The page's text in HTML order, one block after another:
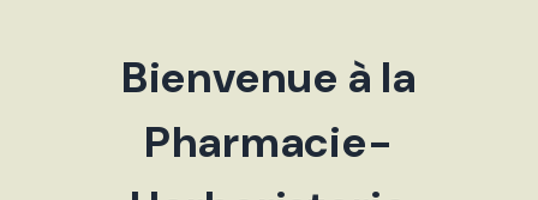
Bienvenue à la
Pharmacie-